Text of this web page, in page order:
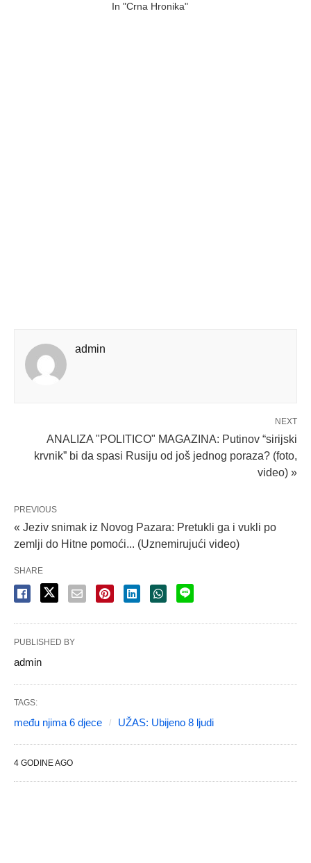
In "Crna Hronika"
admin
NEXT
ANALIZA "POLITICO" MAGAZINA: Putinov “sirijski
krvnik” bi da spasi Rusiju od još jednog poraza? (foto,
video) »
PREVIOUS
« Jeziv snimak iz Novog Pazara: Pretukli ga i vukli po
zemlji do Hitne pomoći... (Uznemirujući video)
SHARE
PUBLISHED BY
admin
TAGS:
među njima 6 djece UŽAS: Ubijeno 8 ljudi
4 GODINE AGO